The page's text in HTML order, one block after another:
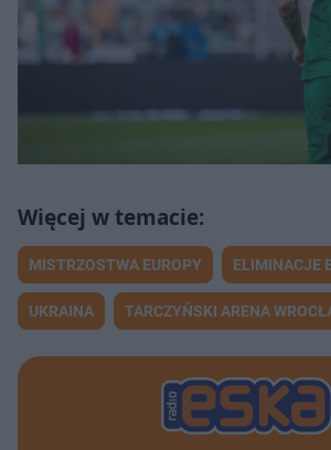
MISTRZOSTWA EUROPY ELIMINACJE
UKRAINA TARCZYŃSKI ARENA